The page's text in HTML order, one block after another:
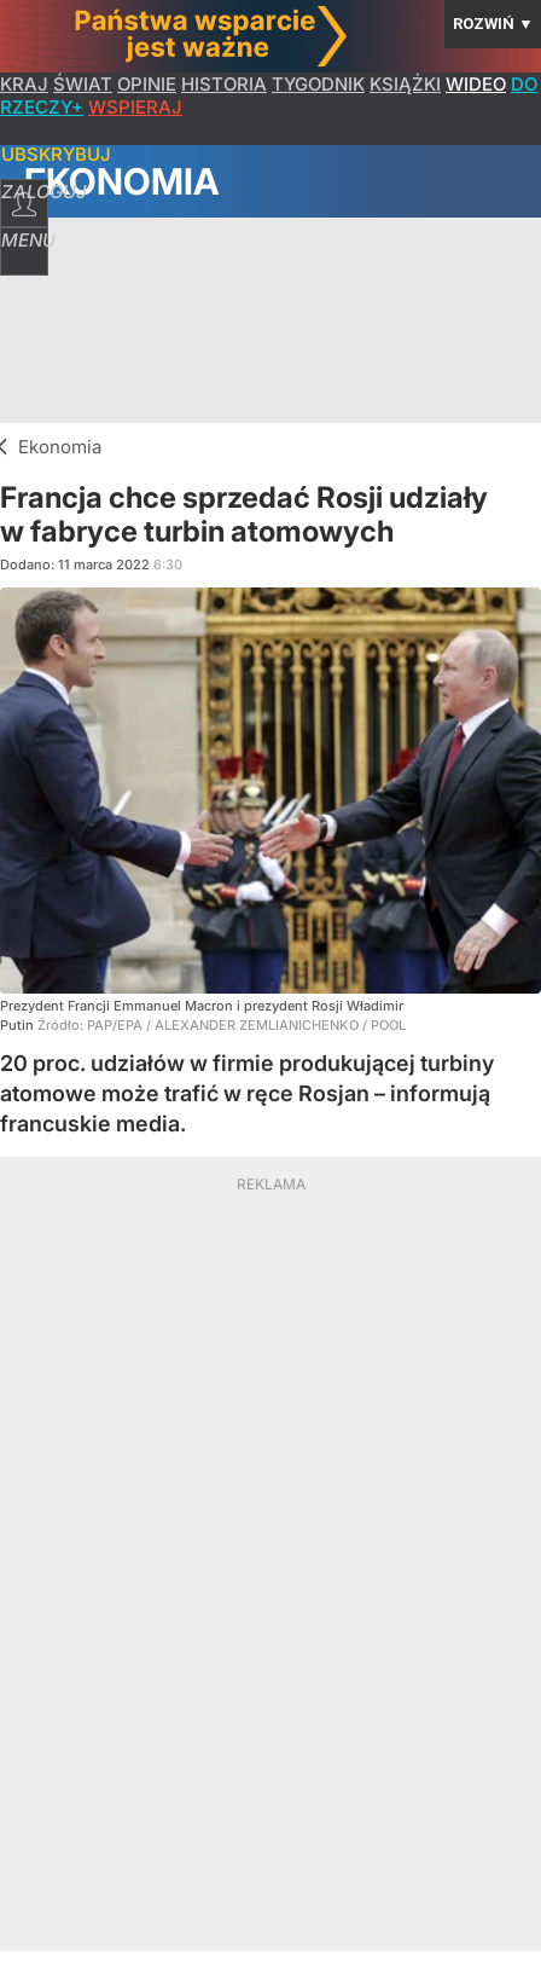
ROZWIŃ ▼
KRAJ ŚWIAT OPINIE HISTORIA TYGODNIK KSIĄŻKI WIDEO DO
RZECZY+ WSPIERAJ
ZALOGUJ
MENU
EKONOMIA
Ekonomia
Francja chce sprzedać Rosji udziały
w fabryce turbin atomowych
Dodano: 11 marca 2022 6:30
Prezydent Francji Emmanuel Macron i prezydent Rosji Władimir
Putin Źródło: PAP/EPA / ALEXANDER ZEMLIANICHENKO / POOL
20 proc. udziałów w firmie produkującej turbiny
atomowe może trafić w ręce Rosjan – informują
francuskie media.